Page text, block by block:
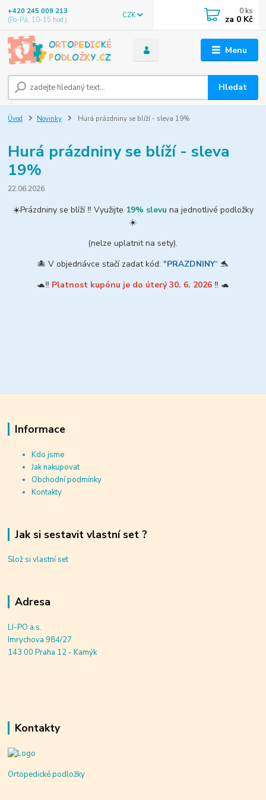
Menu
CZK
Hledat
+420 245 009 213
(Po-Pá, 10-15 hod.)
0 ks
za 0 Kč
Úvod Novinky Hurá prázdniny se blíží - sleva 19%
Hurá prázdniny se blíží - sleva
19%
22.06.2026
☀️Prázdniny se blíží ‼️ Využijte 19% slevu na jednotlivé podložky
☀️
(nelze uplatnit na sety).
🐙 V objednávce stačí zadat kód: "PRAZDNINY“ 🐬
🐢‼️ Platnost kupónu je do úterý 30. 6. 2026‼️ 🐢
Informace
Kdo jsme
Jak nakupovat
Obchodní podmínky
Kontakty
Jak si sestavit vlastní set ?
Slož si vlastní set
Adresa
LI-PO a.s.
Imrychova 984/27
143 00 Praha 12 - Kamýk
Kontakty
Ortopedické podložky